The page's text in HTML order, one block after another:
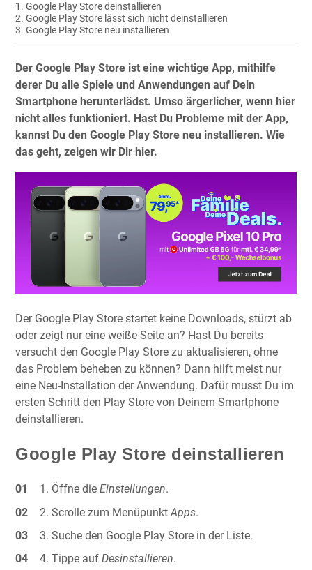
Google Play Store deinstallieren
Google Play Store lässt sich nicht deinstallieren
Google Play Store neu installieren
Der Google Play Store ist eine wichtige App, mithilfe
derer Du alle Spiele und Anwendungen auf Dein
Smartphone herunterlädst. Umso ärgerlicher, wenn hier
nicht alles funktioniert. Hast Du Probleme mit der App,
kannst Du den Google Play Store neu installieren. Wie
das geht, zeigen wir Dir hier.
Der Google Play Store startet keine Downloads, stürzt ab
oder zeigt nur eine weiße Seite an? Hast Du bereits
versucht den Google Play Store zu aktualisieren, ohne
das Problem beheben zu können? Dann hilft meist nur
eine Neu-Installation der Anwendung. Dafür musst Du im
ersten Schritt den Play Store von Deinem Smartphone
deinstallieren.
Google Play Store deinstallieren
Öffne dieEinstellungen.
Scrolle zum MenüpunktApps.
Suche den Google Play Store in der Liste.
Tippe aufDesinstallieren.